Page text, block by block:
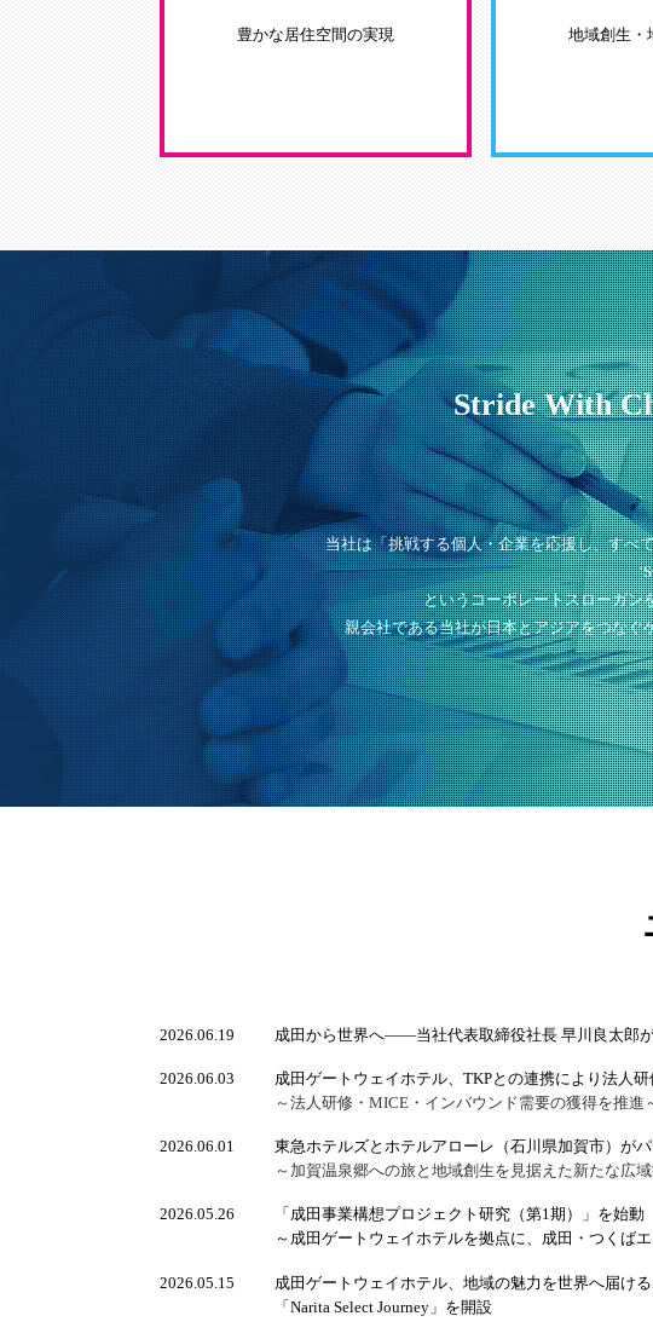
豊かな居住空間の実現 地域創生・
Stride With
当社は「挑戦する個人・企業を応援し、すべ
というコーポレートスローガン
親会社である当社が日本とアジアをつな
2026.06.19 成田から世界へ――当社代表取締役社長 早川良太郎
2026.06.03
成田ゲートウェイホテル、TKPとの連携により法人
～法人研修・MICE・インバウンド需要の獲得を推進
2026.06.01
東急ホテルズとホテルアローレ（石川県加賀市）が
～加賀温泉郷への旅と地域創生を見据えた新たな広
2026.05.26
「成田事業構想プロジェクト研究（第1期）」を始動
～成田ゲートウェイホテルを拠点に、成田・つくば
2026.05.15
成田ゲートウェイホテル、地域の魅力を世界へ届け
「Narita Select Journey」を開設